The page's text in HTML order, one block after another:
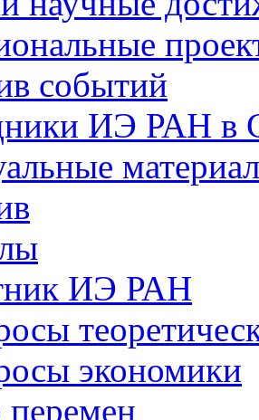
событий
ИЭ РАН
ИЭ РАН
экономики